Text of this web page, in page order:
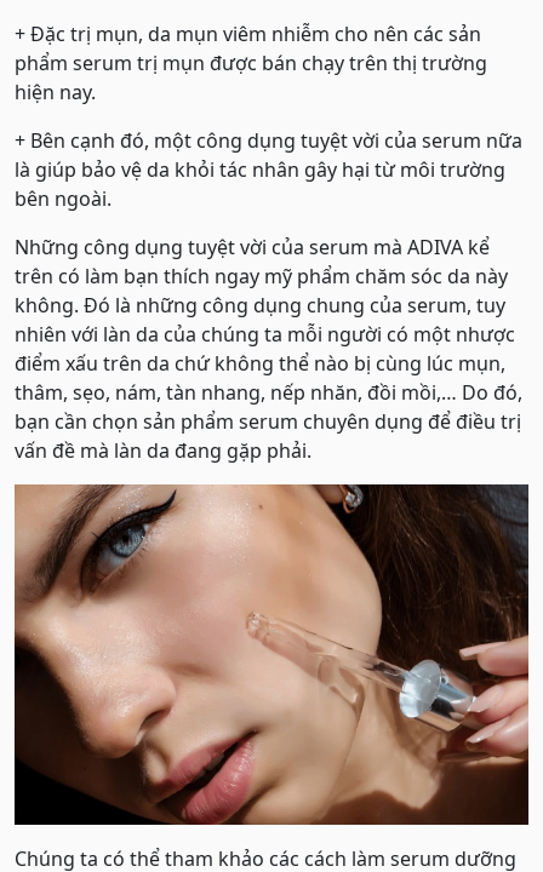
+ Đặc trị mụn, da mụn viêm nhiễm cho nên các sản
phẩm serum trị mụn được bán chạy trên thị trường
hiện nay.
+ Bên cạnh đó, một công dụng tuyệt vời của serum nữa
là giúp bảo vệ da khỏi tác nhân gây hại từ môi trường
bên ngoài.
Những công dụng tuyệt vời của serum mà ADIVA kể
trên có làm bạn thích ngay mỹ phẩm chăm sóc da này
không. Đó là những công dụng chung của serum, tuy
nhiên với làn da của chúng ta mỗi người có một nhược
điểm xấu trên da chứ không thể nào bị cùng lúc mụn,
thâm, sẹo, nám, tàn nhang, nếp nhăn, đồi mồi,… Do đó,
bạn cần chọn sản phẩm serum chuyên dụng để điều trị
vấn đề mà làn da đang gặp phải.
Chúng ta có thể tham khảo các cách làm serum dưỡng